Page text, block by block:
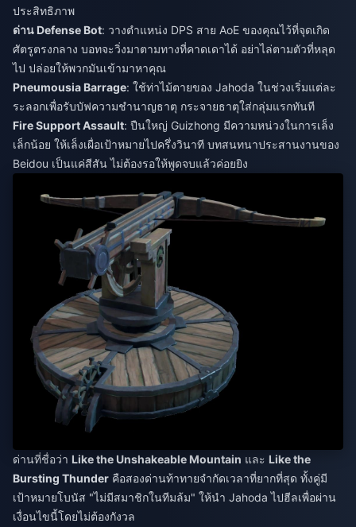
ประสิทธิภาพ
ด่าน Defense Bot: วางตำแหน่ง DPS สาย AoE ของคุณไว้ที่จุดเกิด
ศัตรูตรงกลาง บอทจะวิ่งมาตามทางที่คาดเดาได้ อย่าไล่ตามตัวที่หลุด
ไป ปล่อยให้พวกมันเข้ามาหาคุณ
Pneumousia Barrage: ใช้ท่าไม้ตายของ Jahoda ในช่วงเริ่มแต่ละ
ระลอกเพื่อรับบัฟความชำนาญธาตุ กระจายธาตุใส่กลุ่มแรกทันที
Fire Support Assault: ปืนใหญ่ Guizhong มีความหน่วงในการเล็ง
เล็กน้อย ให้เล็งเผื่อเป้าหมายไปครึ่งวินาที บทสนทนาประสานงานของ
Beidou เป็นแค่สีสัน ไม่ต้องรอให้พูดจบแล้วค่อยยิง
ด่านที่ชื่อว่า Like the Unshakeable Mountain และ Like the
Bursting Thunder คือสองด่านท้าทายจำกัดเวลาที่ยากที่สุด ทั้งคู่มี
เป้าหมายโบนัส "ไม่มีสมาชิกในทีมล้ม" ให้นำ Jahoda ไปฮีลเพื่อผ่าน
เงื่อนไขนี้โดยไม่ต้องกังวล